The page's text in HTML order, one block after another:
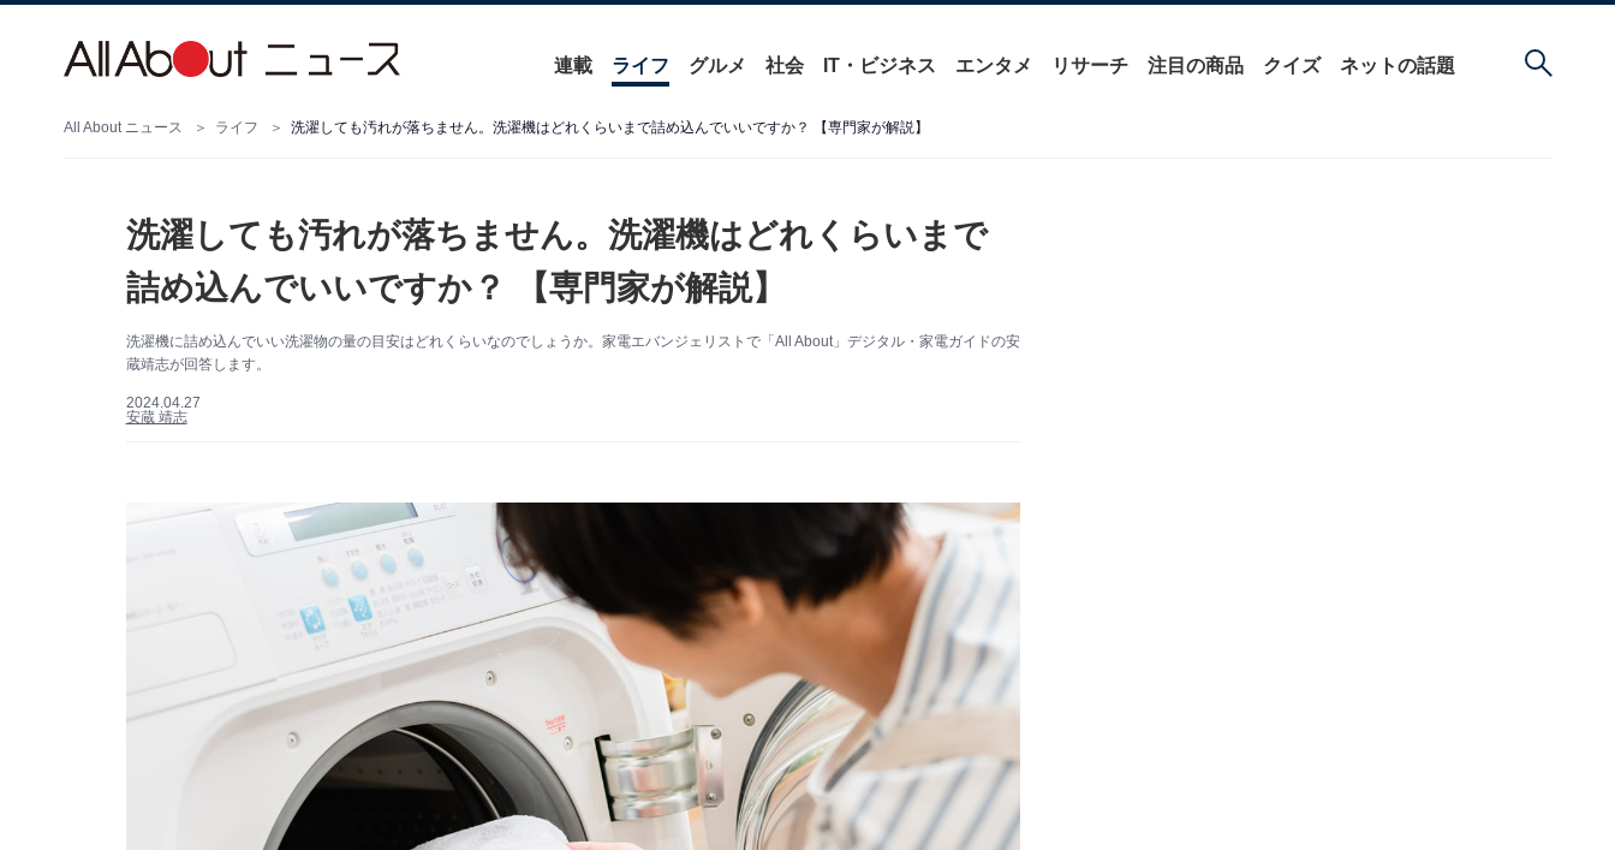
連載 ライフ グルメ 社会 IT・ビジネス エンタメ リサーチ 注目の商品 クイズ ネットの話題
All About ニュース ライフ 洗濯しても汚れが落ちません。洗濯機はどれくらいまで詰め込んでいいですか？ 【専門家が解説】
洗濯しても汚れが落ちません。洗濯機はどれくらいまで
詰め込んでいいですか？ 【専門家が解説】
洗濯機に詰め込んでいい洗濯物の量の目安はどれくらいなのでしょうか。家電エバンジェリストで「All About」デジタル・家電ガイドの安
蔵靖志が回答します。
2024.04.27
安蔵 靖志